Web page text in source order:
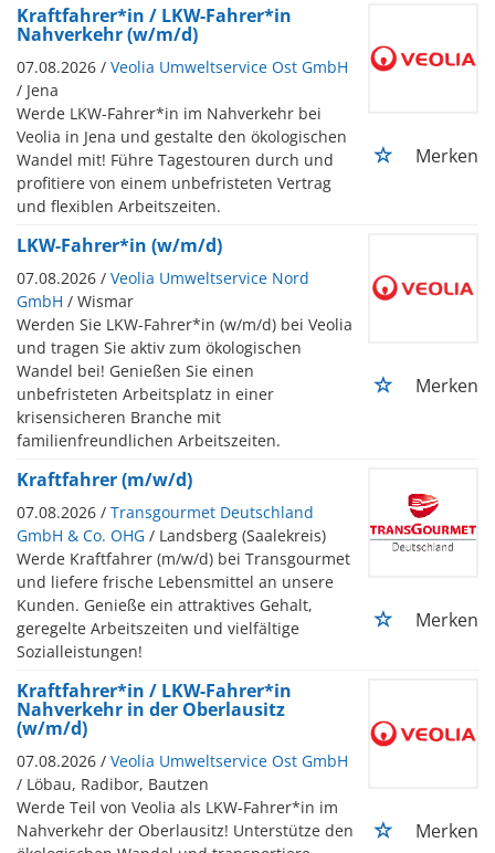
Kraftfahrer*in / LKW-Fahrer*in
Nahverkehr (w/m/d)
07.08.2026 / Veolia Umweltservice Ost GmbH
/ Jena
Werde LKW-Fahrer*in im Nahverkehr bei
Veolia in Jena und gestalte den ökologischen
Wandel mit! Führe Tagestouren durch und
profitiere von einem unbefristeten Vertrag
und flexiblen Arbeitszeiten.
Merken
LKW-Fahrer*in (w/m/d)
07.08.2026 / Veolia Umweltservice Nord
GmbH / Wismar
Werden Sie LKW-Fahrer*in (w/m/d) bei Veolia
und tragen Sie aktiv zum ökologischen
Wandel bei! Genießen Sie einen
unbefristeten Arbeitsplatz in einer
krisensicheren Branche mit
familienfreundlichen Arbeitszeiten.
Merken
Kraftfahrer (m/w/d)
07.08.2026 / Transgourmet Deutschland
GmbH & Co. OHG / Landsberg (Saalekreis)
Werde Kraftfahrer (m/w/d) bei Transgourmet
und liefere frische Lebensmittel an unsere
Kunden. Genieße ein attraktives Gehalt,
geregelte Arbeitszeiten und vielfältige
Sozialleistungen!
Merken
Kraftfahrer*in / LKW-Fahrer*in
Nahverkehr in der Oberlausitz
(w/m/d)
07.08.2026 / Veolia Umweltservice Ost GmbH
/ Löbau, Radibor, Bautzen
Werde Teil von Veolia als LKW-Fahrer*in im
Nahverkehr der Oberlausitz! Unterstütze den
Merken